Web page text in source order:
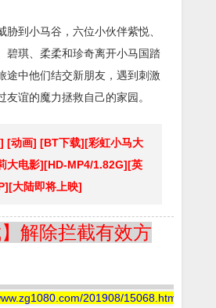
胁到小马谷，六位小伙伴紫悦、
碧琪、柔柔和珍奇离开小马国踏
途中他们结交新朋友，遇到刺激
友谊的魔力拯救自己的家园。
[动画] [BT下载][彩虹小马大
大电影][HD-MP4/1.82G][英
大陆即将上映]
】解除拦截有效方
201908/15068.html